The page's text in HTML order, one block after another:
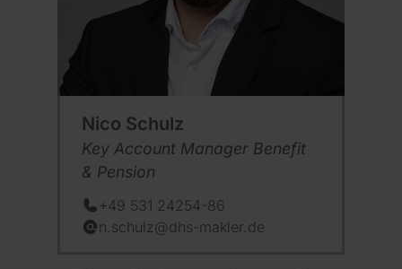
Nico Schulz
Position:
Key Account Manager Benefit
& Pension
Telefon:
+49 531 24254-86
E-Mail:
n.schulz@dhs-makler.de